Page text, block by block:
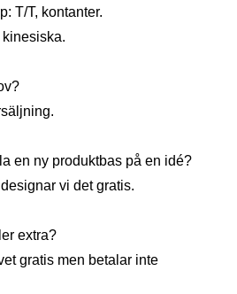
T/T, kontanter.
en ny produktbas på en idé?
vi det gratis.
extra?
gratis men betalar inte